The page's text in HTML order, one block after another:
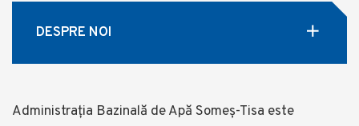
DESPRE NOI
Administrația Bazinală de Apă Someş-Tisa este